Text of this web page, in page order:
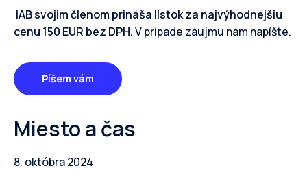
IAB svojim členom prináša lístok za najvýhodnejšiu
cenu 150 EUR bez DPH.V prípade záujmu nám napíšte.
Píšem vám
Miesto a čas
8. októbra 2024